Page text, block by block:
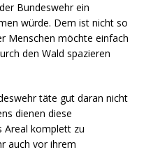
Bundeswehr ein
würde. Dem ist nicht so
Menschen möchte einfach
den Wald spazieren
täte gut daran nicht
dienen diese
Areal komplett zu
auch vor ihrem